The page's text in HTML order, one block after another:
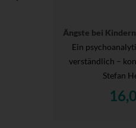
Ängste bei
Ein
verständlich –
Stefan